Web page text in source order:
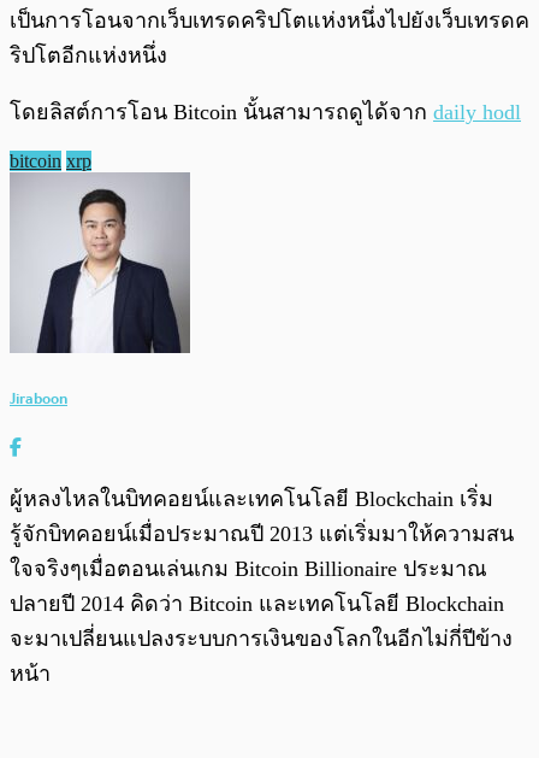
เป็นการโอนจากเว็บเทรดคริปโตแห่งหนึ่งไปยังเว็บเทรดค
ริปโตอีกแห่งหนึ่ง
โดยลิสต์การโอน Bitcoin นั้นสามารถดูได้จาก daily hodl
bitcoin xrp
Jiraboon
ผู้หลงไหลในบิทคอยน์และเทคโนโลยี Blockchain เริ่ม
รู้จักบิทคอยน์เมื่อประมาณปี 2013 แต่เริ่มมาให้ความสน
ใจจริงๆเมื่อตอนเล่นเกม Bitcoin Billionaire ประมาณ
ปลายปี 2014 คิดว่า Bitcoin และเทคโนโลยี Blockchain
จะมาเปลี่ยนแปลงระบบการเงินของโลกในอีกไม่กี่ปีข้าง
หน้า